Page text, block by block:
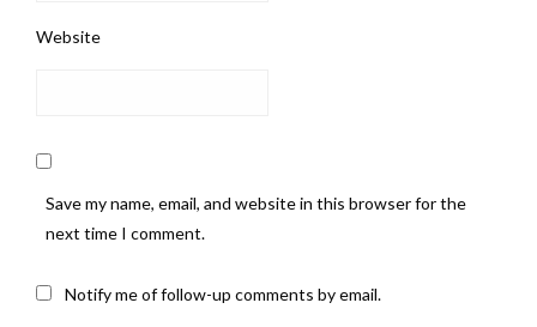
Website
Save my name, email, and website in this browser for the
next time I comment.
Notify me of follow-up comments by email.